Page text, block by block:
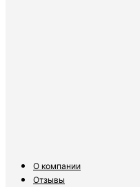
О компании
Отзывы